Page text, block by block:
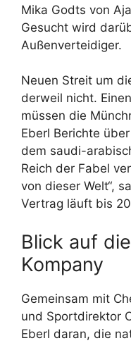
Mika Godts von
Gesucht wird
Außenverteidiger.
Neuen Streit um
derweil nicht.
müssen die
Eberl Berichte
dem saudi-
Reich der Fabel
von dieser Welt“,
Vertrag läuft bis
Blick auf
Kompany
Gemeinsam mit
und Sportdirektor
Eberl daran, die